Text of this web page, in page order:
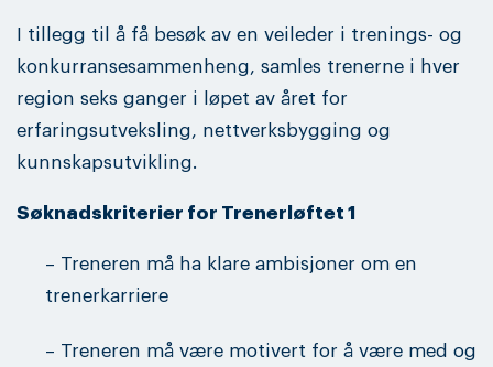
I tillegg til å få besøk av en veileder i trenings- og
konkurransesammenheng, samles trenerne i hver
region seks ganger i løpet av året for
erfaringsutveksling, nettverksbygging og
kunnskapsutvikling.
Søknadskriterier for Trenerløftet 1
– Treneren må ha klare ambisjoner om en
trenerkarriere
– Treneren må være motivert for å være med og